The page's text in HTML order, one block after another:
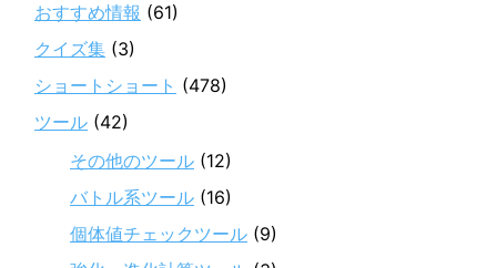
おすすめ情報 (61)
クイズ集 (3)
ショートショート (478)
ツール (42)
その他のツール (12)
バトル系ツール (16)
個体値チェックツール (9)